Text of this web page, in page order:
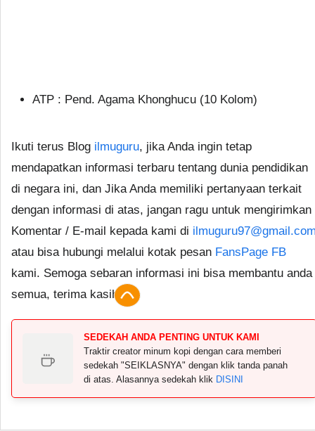
ATP : Pend. Agama Khonghucu (10 Kolom)
Ikuti terus Blog ilmuguru, jika Anda ingin tetap
mendapatkan informasi terbaru tentang dunia pendidikan
di negara ini, dan Jika Anda memiliki pertanyaan terkait
dengan informasi di atas, jangan ragu untuk mengirimkan
Komentar / E-mail kepada kami di
atau bisa hubungi melalui kotak pesan FansPage FB
kami. Semoga sebaran informasi ini bisa membantu anda
semua, terima kasih.
SEDEKAH ANDA PENTING UNTUK KAMI
Traktir creator minum kopi dengan cara memberi
sedekah "SEIKLASNYA" dengan klik tanda panah
di atas. Alasannya sedekah klik DISINI